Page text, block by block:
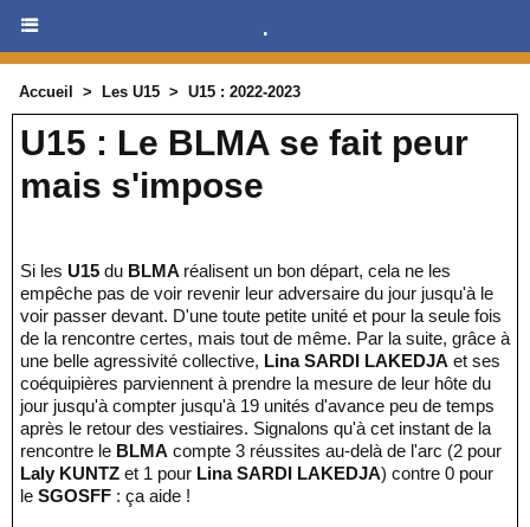
.
Accueil > Les U15 > U15 : 2022-2023
U15 : Le BLMA se fait peur
mais s'impose
Si les U15 du BLMA réalisent un bon départ, cela ne les
empêche pas de voir revenir leur adversaire du jour jusqu'à le
voir passer devant. D'une toute petite unité et pour la seule fois
de la rencontre certes, mais tout de même. Par la suite, grâce à
une belle agressivité collective, Lina SARDI LAKEDJA et ses
coéquipières parviennent à prendre la mesure de leur hôte du
jour jusqu'à compter jusqu'à 19 unités d'avance peu de temps
après le retour des vestiaires. Signalons qu'à cet instant de la
rencontre le BLMA compte 3 réussites au-delà de l'arc (2 pour
Laly KUNTZ et 1 pour Lina SARDI LAKEDJA) contre 0 pour
le SGOSFF : ça aide !